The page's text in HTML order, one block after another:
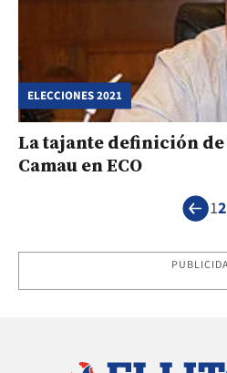
ELECCIONES 2021
La tajante definición
Camau en ECO
12